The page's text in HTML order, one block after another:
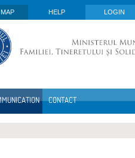
HELP LOGIN
CONTACT